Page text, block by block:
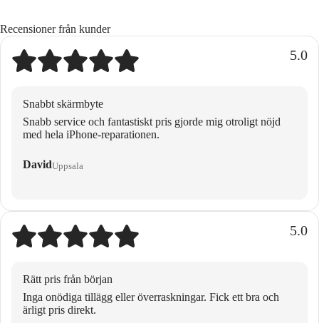
Recensioner från kunder
5.0
Snabbt skärmbyte
Snabb service och fantastiskt pris gjorde mig otroligt nöjd
med hela iPhone-reparationen.
DavidUppsala
5.0
Rätt pris från början
Inga onödiga tillägg eller överraskningar. Fick ett bra och
ärligt pris direkt.